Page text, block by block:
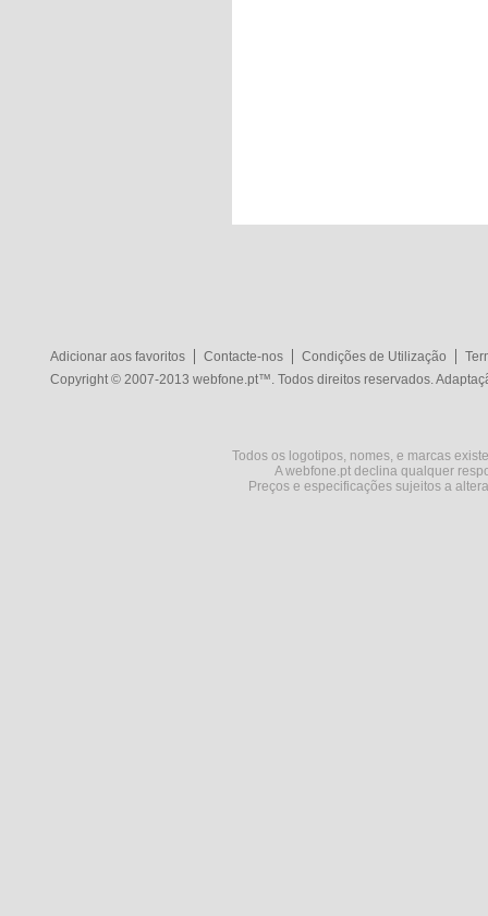
Adicionar aos favoritos Contacte-nos Condições de Utilização
Copyright © 2007-2013 webfone.pt™. Todos direitos reservados.
Todos os logotipos, nomes, e marcas
A webfone.pt declina qualquer
Preços e especificações sujeitos a